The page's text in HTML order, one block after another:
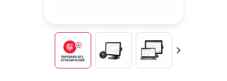
Вперед